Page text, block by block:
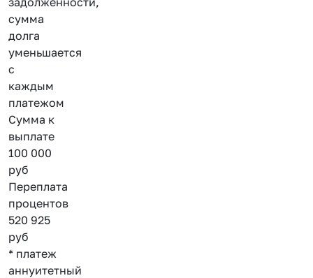
сумма
долга
уменьшается
с
каждым
платежом
Сумма к
выплате
100 000
руб
Переплата
процентов
520 925
руб
* платеж
аннуитетный